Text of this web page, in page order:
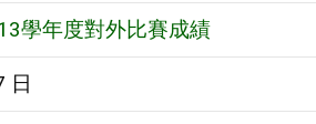
學年度對外比賽成績
日